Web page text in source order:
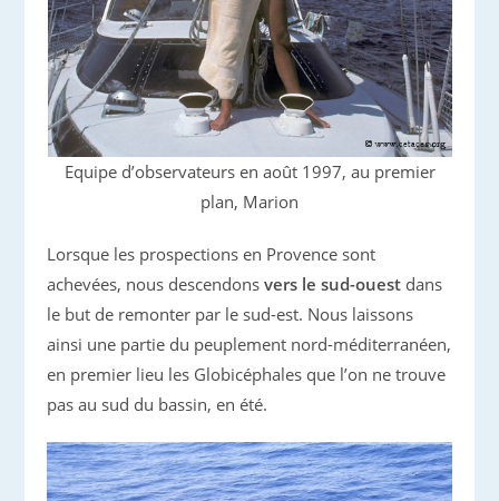
Equipe d’observateurs en août 1997, au premier
plan, Marion
Lorsque les prospections en Provence sont
achevées, nous descendonsvers le sud-ouest dans
le but de remonter par le sud-est. Nous laissons
ainsi une partie du peuplement nord-méditerranéen,
en premier lieu les Globicéphales que l’on ne trouve
pas au sud du bassin, en été.